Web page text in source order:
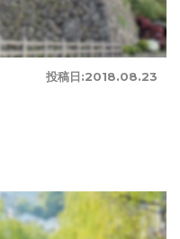
投稿日:2018.08.23